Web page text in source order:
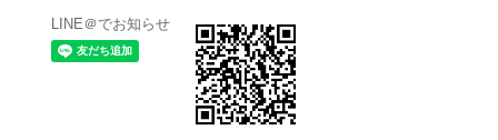
LINE＠でお知らせ